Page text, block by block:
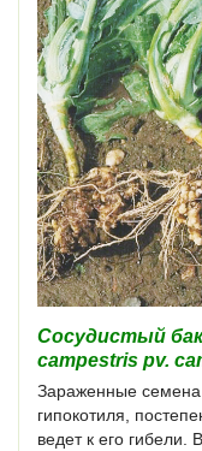
Сосудистый
campestris pv.
Зараженные семена
гипокотиля,
ведет к его гибели.